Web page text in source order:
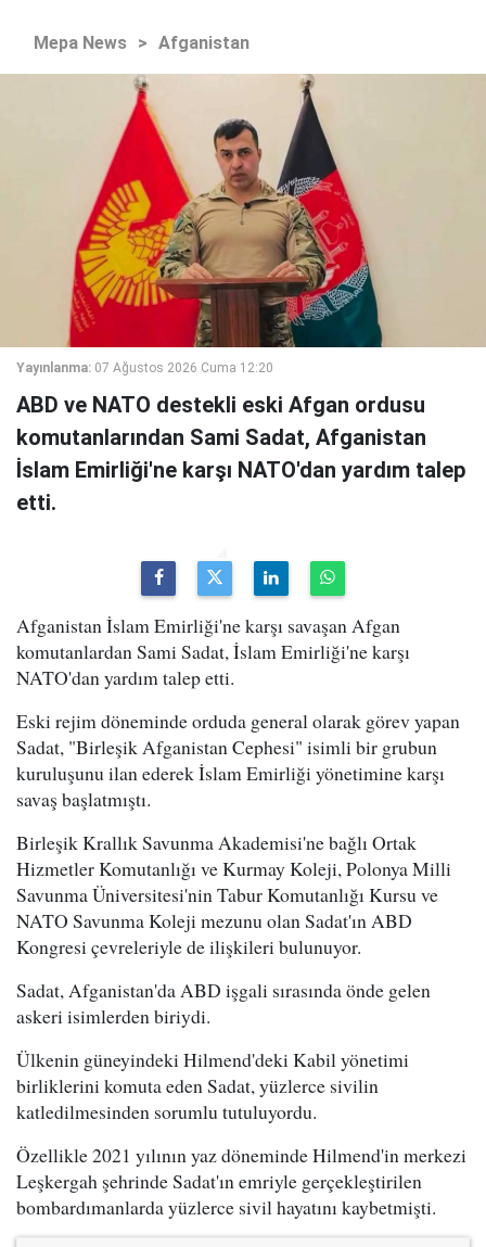
Mepa News > Afganistan
Yayınlanma: 07 Ağustos 2026 Cuma 12:20
ABD ve NATO destekli eski Afgan ordusu
komutanlarından Sami Sadat, Afganistan
İslam Emirliği'ne karşı NATO'dan yardım talep
etti.
Afganistan İslam Emirliği'ne karşı savaşan Afgan
komutanlardan Sami Sadat, İslam Emirliği'ne karşı
NATO'dan yardım talep etti.
Eski rejim döneminde orduda general olarak görev yapan
Sadat, "Birleşik Afganistan Cephesi" isimli bir grubun
kuruluşunu ilan ederek İslam Emirliği yönetimine karşı
savaş başlatmıştı.
Birleşik Krallık Savunma Akademisi'ne bağlı Ortak
Hizmetler Komutanlığı ve Kurmay Koleji, Polonya Milli
Savunma Üniversitesi'nin Tabur Komutanlığı Kursu ve
NATO Savunma Koleji mezunu olan Sadat'ın ABD
Kongresi çevreleriyle de ilişkileri bulunuyor.
Sadat, Afganistan'da ABD işgali sırasında önde gelen
askeri isimlerden biriydi.
Ülkenin güneyindeki Hilmend'deki Kabil yönetimi
birliklerini komuta eden Sadat, yüzlerce sivilin
katledilmesinden sorumlu tutuluyordu.
Özellikle 2021 yılının yaz döneminde Hilmend'in merkezi
Leşkergah şehrinde Sadat'ın emriyle gerçekleştirilen
bombardımanlarda yüzlerce sivil hayatını kaybetmişti.